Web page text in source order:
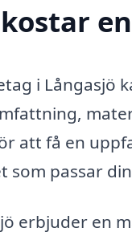
i Långasjö
att få en
som passar
erbjuder en